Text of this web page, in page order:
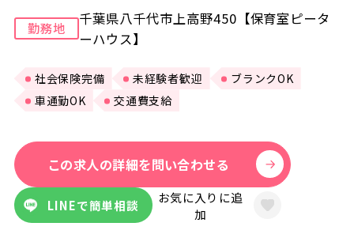
勤務地
千葉県八千代市上高野450【保育室ピータ
ーハウス】
社会保険完備 未経験者歓迎
ブランクOK
車通勤OK
交通費支給
この求人の詳細を問い合わせる
LINEで簡単相談
お気に入りに追
加